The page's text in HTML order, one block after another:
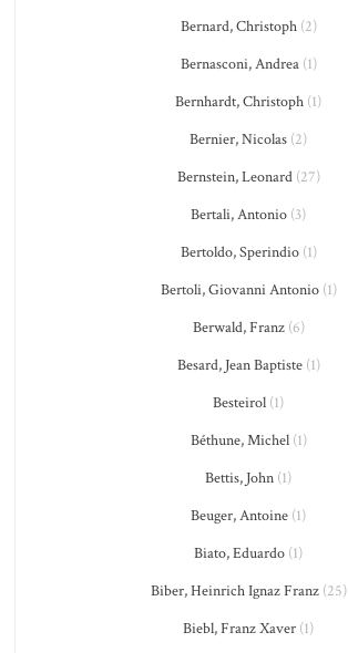
Bernard, Christoph(2)
Bernasconi, Andrea(1)
Bernhardt, Christoph (1)
Bernier, Nicolas (2)
Bernstein, Leonard(27)
Bertali, Antonio (3)
Bertoldo, Sperindio(1)
Bertoli, Giovanni Antonio(1)
Berwald, Franz(6)
Besard, Jean Baptiste(1)
Besteirol (1)
Béthune, Michel(1)
Bettis, John (1)
Beuger, Antoine (1)
Biato, Eduardo (1)
Biber, Heinrich Ignaz Franz(25)
Biebl, Franz Xaver (1)